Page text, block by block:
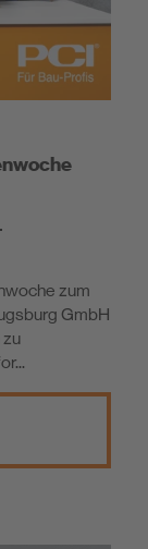
zum
GmbH
zu